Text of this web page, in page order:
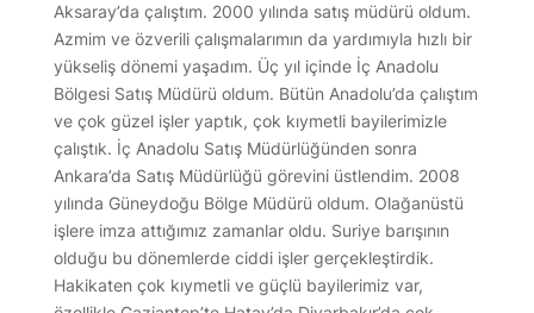
Aksaray’da çalıştım. 2000 yılında satış müdürü oldum.
Azmim ve özverili çalışmalarımın da yardımıyla hızlı bir
yükseliş dönemi yaşadım. Üç yıl içinde İç Anadolu
Bölgesi Satış Müdürü oldum. Bütün Anadolu’da çalıştım
ve çok güzel işler yaptık, çok kıymetli bayilerimizle
çalıştık. İç Anadolu Satış Müdürlüğünden sonra
Ankara’da Satış Müdürlüğü görevini üstlendim. 2008
yılında Güneydoğu Bölge Müdürü oldum. Olağanüstü
işlere imza attığımız zamanlar oldu. Suriye barışının
olduğu bu dönemlerde ciddi işler gerçekleştirdik.
Hakikaten çok kıymetli ve güçlü bayilerimiz var,